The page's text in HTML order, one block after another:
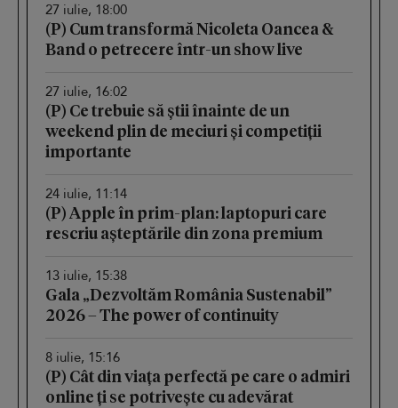
27 iulie, 18:00
(P) Cum transformă Nicoleta Oancea &
Band o petrecere într-un show live
27 iulie, 16:02
(P) Ce trebuie să știi înainte de un
weekend plin de meciuri și competiții
importante
24 iulie, 11:14
(P) Apple în prim-plan: laptopuri care
rescriu așteptările din zona premium
13 iulie, 15:38
Gala „Dezvoltăm România Sustenabil”
2026 – The power of continuity
8 iulie, 15:16
(P) Cât din viața perfectă pe care o admiri
online ți se potrivește cu adevărat